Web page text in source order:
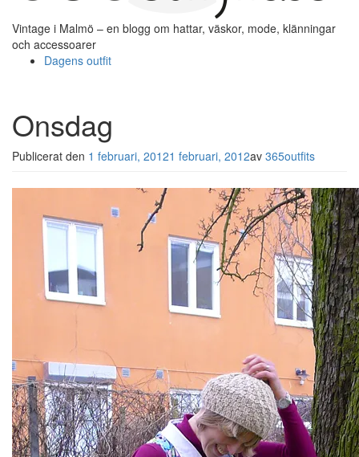
Vintage i Malmö – en blogg om hattar, väskor, mode, klänningar
och accessoarer
Dagens outfit
Onsdag
Publicerat den 1 februari, 20121 februari, 2012av 365outfits